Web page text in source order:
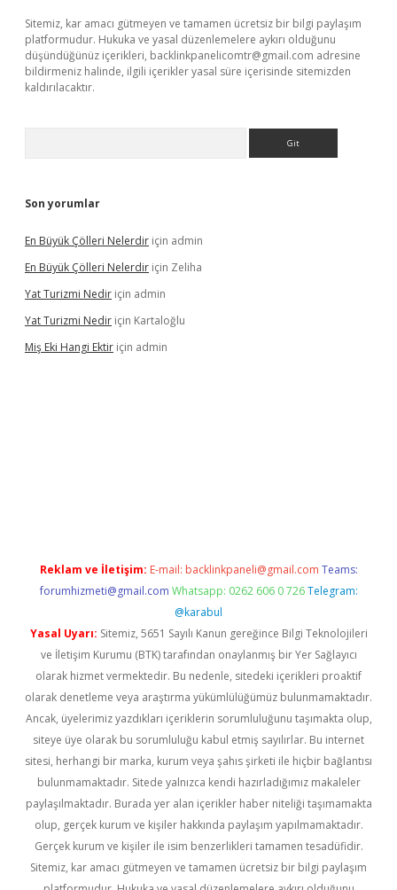
Sitemiz, kar amacı gütmeyen ve tamamen ücretsiz bir bilgi paylaşım
platformudur. Hukuka ve yasal düzenlemelere aykırı olduğunu
düşündüğünüz içerikleri, backlinkpanelicomtr@gmail.com adresine
bildirmeniz halinde, ilgili içerikler yasal süre içerisinde sitemizden
kaldırılacaktır.
Son yorumlar
En Büyük Çölleri Nelerdir için admin
En Büyük Çölleri Nelerdir için Zeliha
Yat Turizmi Nedir için admin
Yat Turizmi Nedir için Kartaloğlu
Miş Eki Hangi Ektir için admin
Reklam ve İletişim: E-mail: backlinkpaneli@gmail.com Teams:
forumhizmeti@gmail.com Whatsapp: 0262 606 0 726 Telegram:
@karabul
Yasal Uyarı: Sitemiz, 5651 Sayılı Kanun gereğince Bilgi Teknolojileri
ve İletişim Kurumu (BTK) tarafından onaylanmış bir Yer Sağlayıcı
olarak hizmet vermektedir. Bu nedenle, sitedeki içerikleri proaktif
olarak denetleme veya araştırma yükümlülüğümüz bulunmamaktadır.
Ancak, üyelerimiz yazdıkları içeriklerin sorumluluğunu taşımakta olup,
siteye üye olarak bu sorumluluğu kabul etmiş sayılırlar. Bu internet
sitesi, herhangi bir marka, kurum veya şahıs şirketi ile hiçbir bağlantısı
bulunmamaktadır. Sitede yalnızca kendi hazırladığımız makaleler
paylaşılmaktadır. Burada yer alan içerikler haber niteliği taşımamakta
olup, gerçek kurum ve kişiler hakkında paylaşım yapılmamaktadır.
Gerçek kurum ve kişiler ile isim benzerlikleri tamamen tesadüfidir.
Sitemiz, kar amacı gütmeyen ve tamamen ücretsiz bir bilgi paylaşım